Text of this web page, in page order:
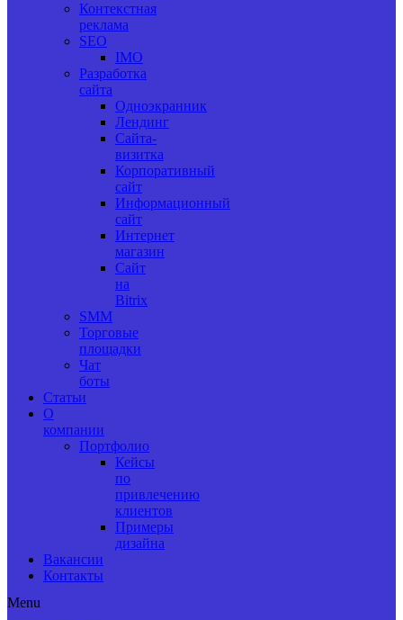
Контекстная
реклама
SEO
IMO
Разработка
сайта
Одноэкранник
Лендинг
Сайта-
визитка
Корпоративный
сайт
Информационный
сайт
Интернет
магазин
Сайт
на
Bitrix
SMM
Торговые
площадки
Чат
боты
Статьи
О
компании
Портфолио
Кейсы
по
привлечению
клиентов
Примеры
дизайна
Вакансии
Контакты
Menu